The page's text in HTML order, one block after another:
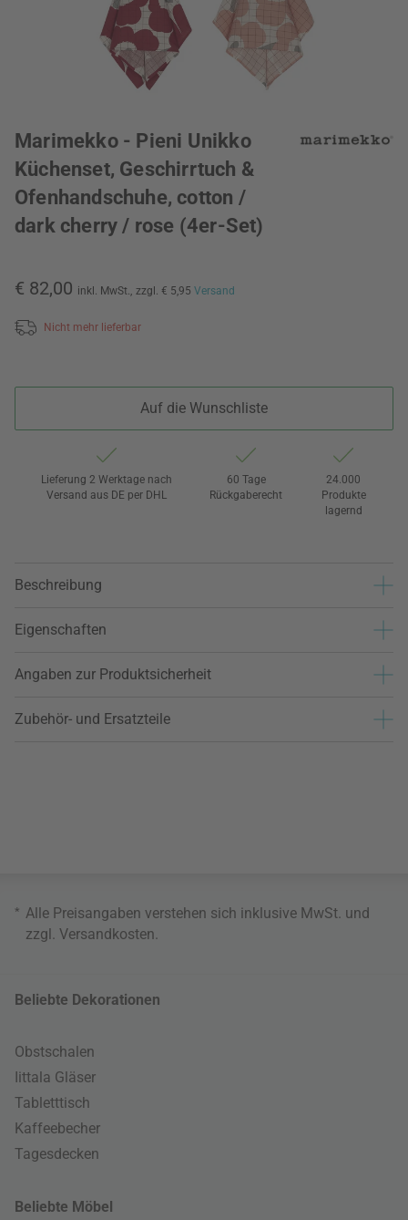
Marimekko - Pieni Unikko
Küchenset, Geschirrtuch &
Ofenhandschuhe, cotton /
dark cherry / rose (4er-Set)
€ 82,00 inkl. MwSt., zzgl. € 5,95 Versand
Nicht mehr lieferbar
Auf die Wunschliste
Lieferung 2 Werktage nach
Versand aus DE per DHL
60 Tage
Rückgaberecht
24.000
Produkte
lagernd
Beschreibung
Eigenschaften
Angaben zur Produktsicherheit
Zubehör- und Ersatzteile
* Alle Preisangaben verstehen sich inklusive MwSt. und
zzgl. Versandkosten
Beliebte Dekorationen
Obstschalen
Iittala Gläser
Tabletttisch
Kaffeebecher
Tagesdecken
Beliebte Möbel